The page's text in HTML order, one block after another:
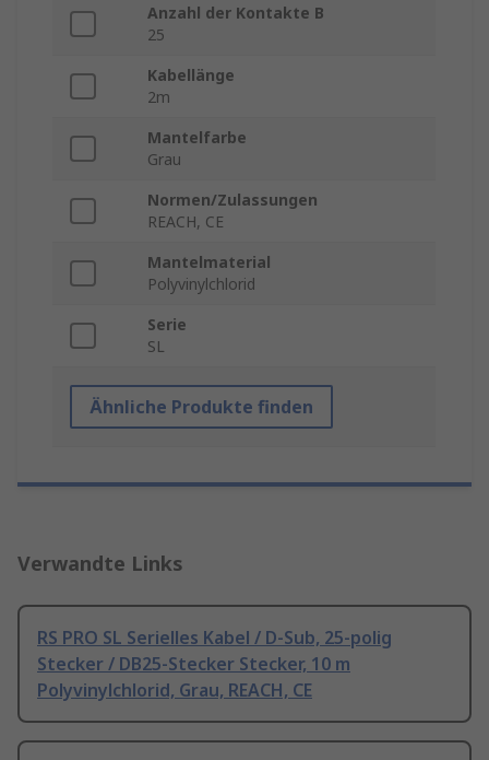
Anzahl der Kontakte B
25
Kabellänge
2m
Mantelfarbe
Grau
Normen/Zulassungen
REACH, CE
Mantelmaterial
Polyvinylchlorid
Serie
SL
Ähnliche Produkte finden
Verwandte Links
RS PRO SL Serielles Kabel / D-Sub, 25-polig
Stecker / DB25-Stecker Stecker, 10 m
Polyvinylchlorid, Grau, REACH, CE